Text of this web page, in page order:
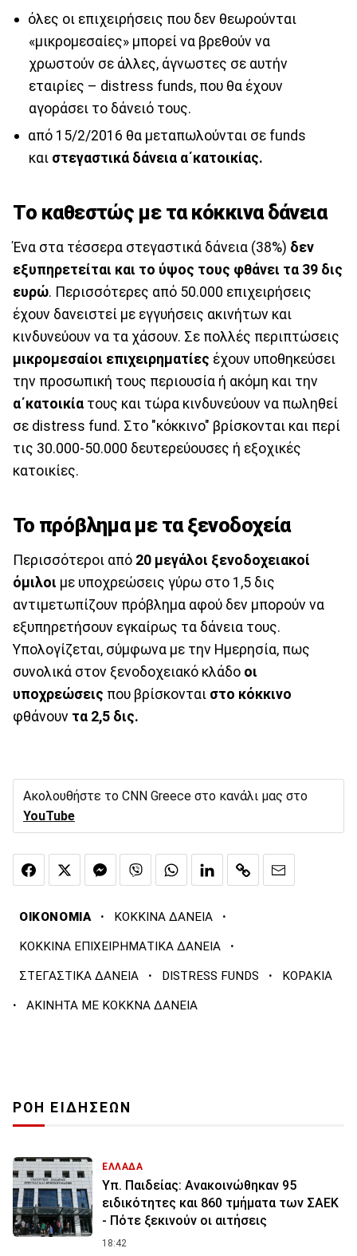
όλες οι επιχειρήσεις που δεν θεωρούνται
«μικρομεσαίες» μπορεί να βρεθούν να
χρωστούν σε άλλες, άγνωστες σε αυτήν
εταιρίες – distress funds, που θα έχουν
αγοράσει το δάνειό τους.
από 15/2/2016 θα μεταπωλούνται σε funds
και στεγαστικά δάνεια α΄κατοικίας.
Tο καθεστώς με τα κόκκινα δάνεια
Ένα στα τέσσερα στεγαστικά δάνεια (38%) δεν
εξυπηρετείται και το ύψος τους φθάνει τα 39 δις
ευρώ. Περισσότερες από 50.000 επιχειρήσεις
έχουν δανειστεί με εγγυήσεις ακινήτων και
κινδυνεύουν να τα χάσουν. Σε πολλές περιπτώσεις
μικρομεσαίοι επιχειρηματίες έχουν υποθηκεύσει
την προσωπική τους περιουσία ή ακόμη και την
α΄κατοικία τους και τώρα κινδυνεύουν να πωληθεί
σε distress fund. Στο "κόκκινο" βρίσκονται και περί
τις 30.000-50.000 δευτερεύουσες ή εξοχικές
κατοικίες.
Το πρόβλημα με τα ξενοδοχεία
Περισσότεροι από 20 μεγάλοι ξενοδοχειακοί
όμιλοι με υποχρεώσεις γύρω στο 1,5 δις
αντιμετωπίζουν πρόβλημα αφού δεν μπορούν να
εξυπηρετήσουν εγκαίρως τα δάνεια τους.
Υπολογίζεται, σύμφωνα με την Ημερησία, πως
συνολικά στον ξενοδοχειακό κλάδο οι
υποχρεώσεις που βρίσκονται στο κόκκινο
φθάνουν τα 2,5 δις.
Ακολουθήστε το CNN Greece στο κανάλι μας στο
YouTube
ΟΙΚΟΝΟΜΙΑ · ΚΟΚΚΙΝΑ ΔΑΝΕΙΑ ·
ΚΟΚΚΙΝΑ ΕΠΙΧΕΙΡΗΜΑΤΙΚΑ ΔΑΝΕΙΑ ·
ΣΤΕΓΑΣΤΙΚΑ ΔΑΝΕΙΑ · DISTRESS FUNDS · ΚΟΡΑΚΙΑ
· ΑΚΙΝΗΤΑ ΜΕ ΚΟΚΚΝΑ ΔΑΝΕΙΑ
ΡΟΗ ΕΙΔΗΣΕΩΝ
ΕΛΛΑΔΑ
Υπ. Παιδείας: Ανακοινώθηκαν 95
ειδικότητες και 860 τμήματα των ΣΑΕΚ
- Πότε ξεκινούν οι αιτήσεις
18:42